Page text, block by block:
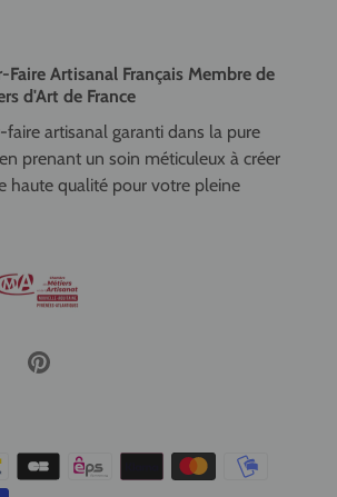
Artisanal Français Membre de
d'Art de France
artisanal garanti dans la pure
prenant un soin méticuleux à créer
haute qualité pour votre pleine